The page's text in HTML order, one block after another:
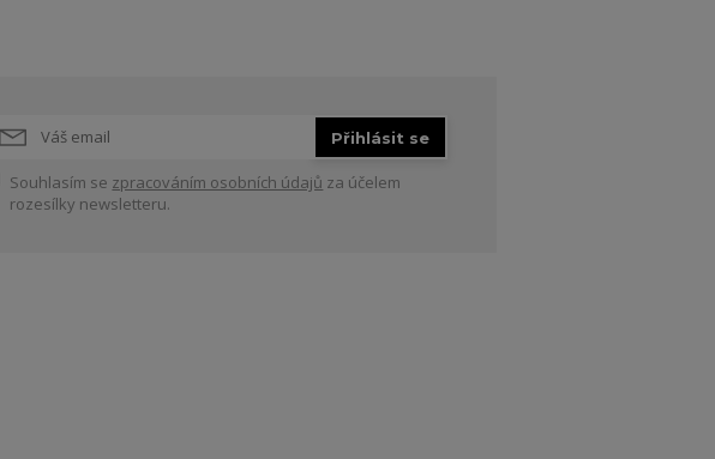
Přihlásit se
Souhlasím se zpracováním osobních údajů za účelem
rozesílky newsletteru.